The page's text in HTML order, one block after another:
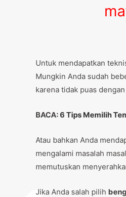
Untuk mendapatkan
Mungkin Anda sudah
karena tidak puas
BACA:6 Tips Memilih
Atau bahkan Anda
mengalami masalah
memutuskan
Jika Anda salah pilih